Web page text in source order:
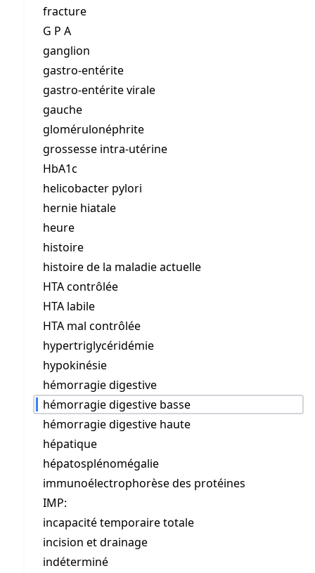
fracture
G P A
ganglion
gastro-entérite
gastro-entérite virale
gauche
glomérulonéphrite
grossesse intra-utérine
HbA1c
helicobacter pylori
hernie hiatale
heure
histoire
histoire de la maladie actuelle
HTA contrôlée
HTA labile
HTA mal contrôlée
hypertriglycéridémie
hypokinésie
hémorragie digestive
hémorragie digestive basse
hémorragie digestive haute
hépatique
hépatosplénomégalie
immunoélectrophorèse des protéines
IMP:
incapacité temporaire totale
incision et drainage
indéterminé